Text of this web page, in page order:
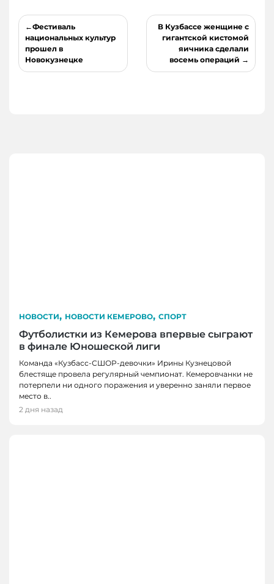
Навигация
по
записям
Фестиваль
национальных культур
прошел в
Новокузнецке
В Кузбассе женщине с
гигантской кистомой
яичника сделали
восемь операций
НОВОСТИ, НОВОСТИ КЕМЕРОВО, СПОРТ
Футболистки из Кемерова впервые сыграют
в финале Юношеской лиги
Команда «Кузбасс-СШОР-девочки» Ирины Кузнецовой
блестяще провела регулярный чемпионат. Кемеровчанки не
потерпели ни одного поражения и уверенно заняли первое
место в..
2 дня назад